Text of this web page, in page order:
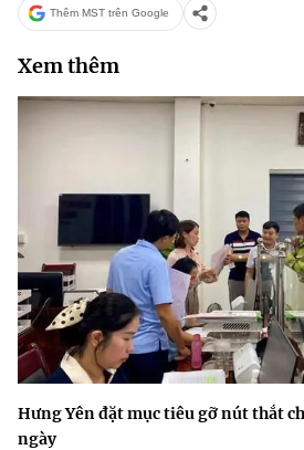
Thêm MST trên Google
Xem thêm
Hưng Yên đặt mục tiêu gỡ nút thắt
ngày